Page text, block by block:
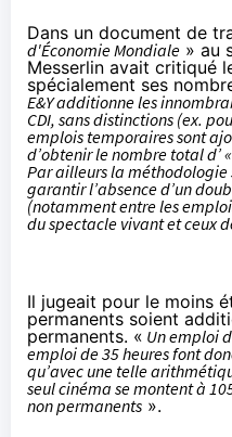
Dans un document de
d'Économie Mondiale » au
Messerlin avait critiqué
spécialement ses
E&Y additionne les
CDI, sans distinctions (ex.
emplois temporaires sont
d’obtenir le nombre total d’
Par ailleurs la méthodologie
garantir l’absence d’un
(notamment entre les
du spectacle vivant et ceux
Il jugeait pour le moins
permanents soient
permanents. « Un emploi
emploi de 35 heures font
qu’avec une telle
seulcinéma se montent à
non permanents ».